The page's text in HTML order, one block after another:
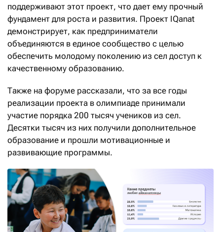
поддерживают этот проект, что дает ему прочный
фундамент для роста и развития. Проект IQanat
демонстрирует, как предприниматели
объединяются в единое сообщество с целью
обеспечить молодому поколению из сел доступ к
качественному образованию.
Также на форуме рассказали, что за все годы
реализации проекта в олимпиаде принимали
участие порядка 200 тысяч учеников из сел.
Десятки тысяч из них получили дополнительное
образование и прошли мотивационные и
развивающие программы.